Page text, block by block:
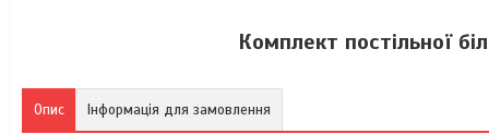
Комплект постільної
Опис Інформація для замовлення